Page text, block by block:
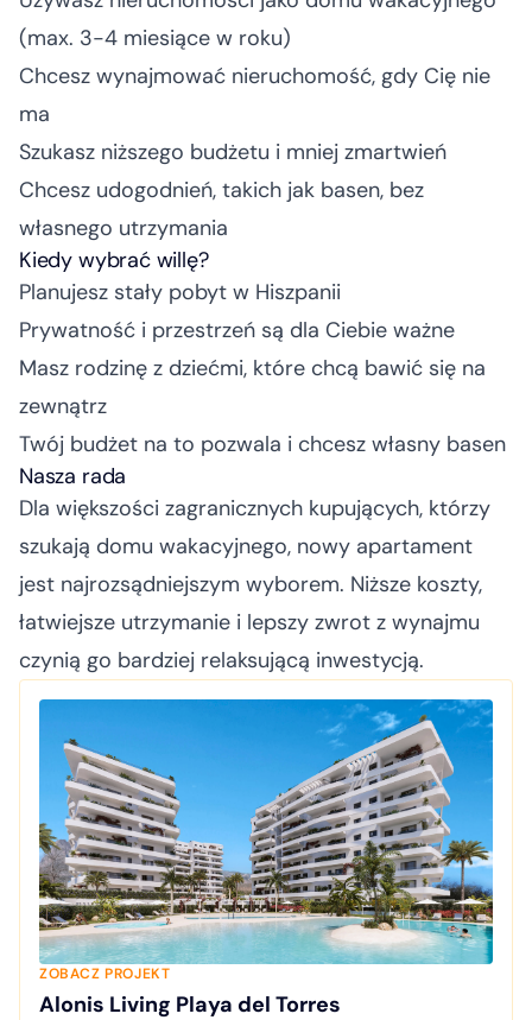
(max. 3-4 miesiące w roku)
Chcesz wynajmować nieruchomość, gdy Cię nie
ma
Szukasz niższego budżetu i mniej zmartwień
Chcesz udogodnień, takich jak basen, bez
własnego utrzymania
Kiedy wybrać willę?
Planujesz stały pobyt w Hiszpanii
Prywatność i przestrzeń są dla Ciebie ważne
Masz rodzinę z dziećmi, które chcą bawić się na
zewnątrz
Twój budżet na to pozwala i chcesz własny basen
Nasza rada
Dla większości zagranicznych kupujących, którzy
szukają domu wakacyjnego, nowy apartament
jest najrozsądniejszym wyborem. Niższe koszty,
łatwiejsze utrzymanie i lepszy zwrot z wynajmu
czynią go bardziej relaksującą inwestycją.
ZOBACZ PROJEKT
Alonis Living Playa del Torres